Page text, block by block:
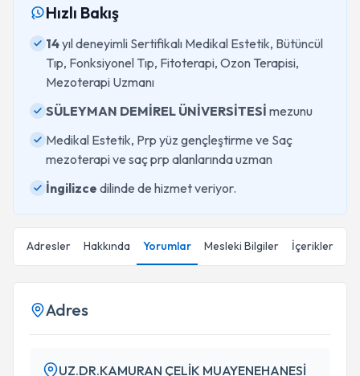
Hızlı Bakış
14yıl deneyimli Sertifikalı Medikal Estetik, Bütüncül
Tıp, Fonksiyonel Tıp, Fitoterapi, Ozon Terapisi,
Mezoterapi Uzmanı
SÜLEYMAN DEMİREL ÜNİVERSİTESİ mezunu
Medikal Estetik, Prp yüz gençleştirme ve Saç
mezoterapi ve saç prp alanlarında uzman
İngilizce dilinde de hizmet veriyor.
Adresler Hakkında Yorumlar Mesleki Bilgiler İçerikler
Adres
UZ.DR.KAMURAN ÇELİK MUAYENEHANESİ